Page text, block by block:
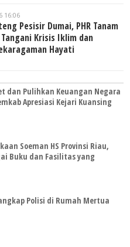
16:06
Pesisir Dumai, PHR Tanam
Krisis Iklim dan
Hayati
dan Pulihkan Keuangan Negara
Apresiasi Kejari Kuansing
Soeman HS Provinsi Riau,
Buku dan Fasilitas yang
Polisi di Rumah Mertua